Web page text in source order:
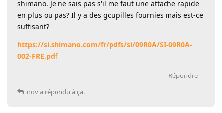
shimano. Je ne sais pas s'il me faut une attache rapide
en plus ou pas? Il y a des goupilles fournies mais est-ce
suffisant?
https://si.shimano.com/fr/pdfs/si/09R0A/SI-09R0A-
002-FRE.pdf
Répondre
nova répondu à ça.